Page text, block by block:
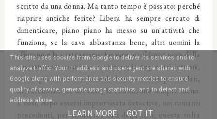
scritto da una donna. Ma tanto tempo è passato: perché
riaprire antiche ferite? Libera ha sempre cercato di
dimenticare, piano piano ha messo su un'attività che
funziona, se la cava abbastanza bene, altri uomini la
sfiorano e la corteggiano. Eppure, quel buco nero della
sua esistenza continua a visitare le sue notti insonni,
tanto più che - ora lo vede bene - alcuni particolari,
nell'archiviazione del caso, la convincono sempre meno.
E così, dopo essersi improvvisata detective, nei romanzi
precedenti, per risolvere i casi degli altri, questa volta
This site uses cookies from Google to deliver its services and to
analyze traffic. Your IP address and user-agent are shared with
Google along with performance and security metrics to ensure
quality of service, generate usage statistics, and to detect and
address abuse.
LEARN MORE GOT IT